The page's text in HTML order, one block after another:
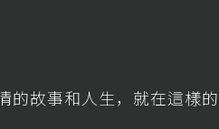
的故事和人生，就在這樣